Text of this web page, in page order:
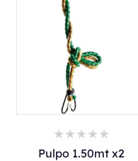
Pulpo 1.50mt x2